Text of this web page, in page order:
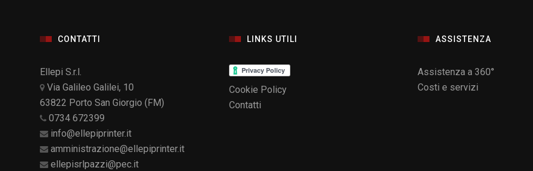
CONTATTI
Ellepi S.r.l.
Via Galileo Galilei, 10
63822 Porto San Giorgio (FM)
0734 672399
info@ellepiprinter.it
amministrazione@ellepiprinter.it
ellepisrlpazzi@pec.it
LINKS UTILI
Cookie Policy
Contatti
ASSISTENZA
Assistenza a 360°
Costi e servizi